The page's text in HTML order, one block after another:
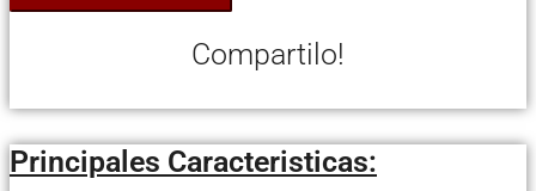
Compartilo!
Principales Caracteristicas: